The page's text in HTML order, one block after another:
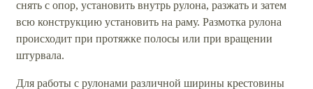
снять с опор, установить внутрь рулона, разжать и затем
всю конструкцию установить на раму. Размотка рулона
происходит при протяжке полосы или при вращении
штурвала.
Для работы с рулонами различной ширины крестовины